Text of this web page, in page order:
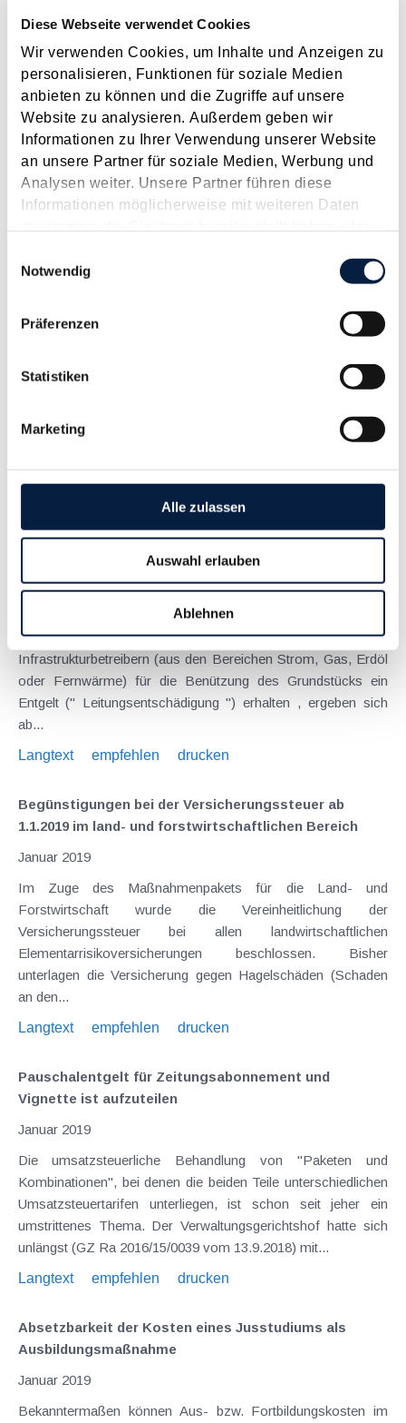
Diese Webseite verwendet Cookies
Wir verwenden Cookies, um Inhalte und Anzeigen zu
personalisieren, Funktionen für soziale Medien
anbieten zu können und die Zugriffe auf unsere
Website zu analysieren. Außerdem geben wir
Informationen zu Ihrer Verwendung unserer Website
an unsere Partner für soziale Medien, Werbung und
Analysen weiter. Unsere Partner führen diese
Informationen möglicherweise mit weiteren Daten
gesammelt haben.
Notwendig
Präferenzen
Statistiken
Marketing
Alle zulassen
Auswahl erlauben
Ablehnen
2020
2019 2018
2017
AUG
SEP OKT NOV DEZ [ X ]
Steuertermine 2019
Januar 2019
Jänner Fälligkeiten 15.1. USt für November 2018
Lohnabgaben (L, DB, DZ, GKK, Stadtkasse/Gemeinde) für
Mehrfachbelastung mit Sozialversicherungsbeiträgen
In der Praxis kommt es bei Konzernen regelmäßig vor, dass
zusätzlich noch in einer oder mehreren Tochtergesellschaften
gesonderten...
drucken
Steuerabzug bei Einkünften für die Einräumung von
Für Grundstückseigentümer oder -bewirtschafter, die von
Infrastrukturbetreibern (aus den Bereichen Strom, Gas, Erdöl
oder Fernwärme) für die Benützung des Grundstücks ein
Entgelt (" Leitungsentschädigung ") erhalten , ergeben sich
ab...
Langtext
empfehlen drucken
Begünstigungen bei der Versicherungssteuer ab
1.1.2019 im land- und forstwirtschaftlichen Bereich
Januar 2019
Im Zuge des Maßnahmenpakets für die Land- und
Forstwirtschaft wurde die Vereinheitlichung der
Versicherungssteuer bei allen landwirtschaftlichen
Elementarrisikoversicherungen beschlossen. Bisher
unterlagen die Versicherung gegen Hagelschäden (Schaden
an den...
Langtext
empfehlen drucken
Pauschalentgelt für Zeitungsabonnement und
Vignette ist aufzuteilen
Januar 2019
Die umsatzsteuerliche Behandlung von "Paketen und
Kombinationen", bei denen die beiden Teile unterschiedlichen
Umsatzsteuertarifen unterliegen, ist schon seit jeher ein
umstrittenes Thema. Der Verwaltungsgerichtshof hatte sich
unlängst (GZ Ra 2016/15/0039 vom 13.9.2018) mit...
Langtext
empfehlen drucken
Absetzbarkeit der Kosten eines Jusstudiums als
Ausbildungsmaßnahme
Januar 2019
Bekanntermaßen können Aus- bzw. Fortbildungskosten im